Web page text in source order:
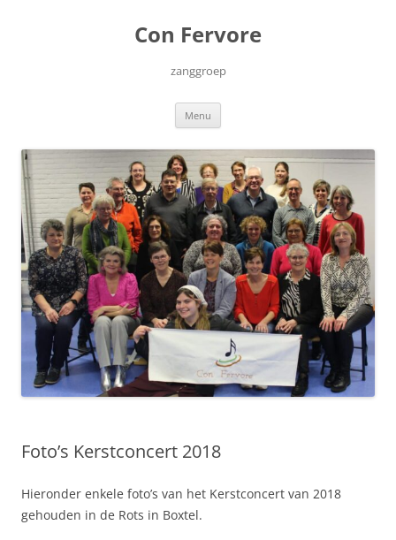
Con Fervore
zanggroep
Menu
Foto’s Kerstconcert 2018
Hieronder enkele foto’s van het Kerstconcert van 2018
gehouden in de Rots in Boxtel.